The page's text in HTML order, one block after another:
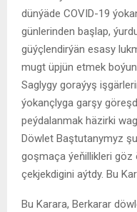
dünýäde COVID-19
günlerinden başlap,
güýçlendirýän esasy
mugt üpjün etmek
Saglygy goraýyş
ýokançlyga garşy
peýdalanmak häzirki
Döwlet Baştutanymyz
goşmaça ýeňillikleri göz
çekjekdigini aýtdy. Bu
Bu Karara, Berkarar